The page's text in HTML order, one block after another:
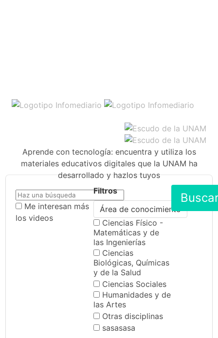
Aprende con tecnología: encuentra y utiliza los
materiales educativos digitales que la UNAM ha
desarrollado y hazlos tuyos
Me interesan más
los videos
Filtros
Área de conocimiento
Ciencias Físico -
Matemáticas y de
las Ingenierías
Ciencias
Biológicas, Químicas
y de la Salud
Ciencias Sociales
Humanidades y de
las Artes
Otras disciplinas
sasasasa